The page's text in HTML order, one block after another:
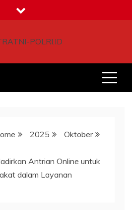
2025
Oktober
Antrian Online untuk
dalam Layanan